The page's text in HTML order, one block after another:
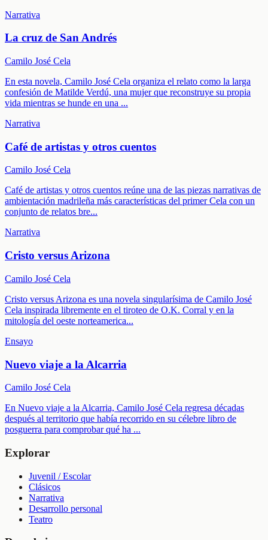
Narrativa
La cruz de San Andrés
Camilo José Cela
En esta novela, Camilo José Cela organiza el relato como la larga
confesión de Matilde Verdú, una mujer que reconstruye su propia
vida mientras se hunde en una ...
Narrativa
Café de artistas y otros cuentos
Camilo José Cela
Café de artistas y otros cuentos reúne una de las piezas narrativas de
ambientación madrileña más características del primer Cela con un
conjunto de relatos bre...
Narrativa
Cristo versus Arizona
Camilo José Cela
Cristo versus Arizona es una novela singularísima de Camilo José
Cela inspirada libremente en el tiroteo de O.K. Corral y en la
mitología del oeste norteamerica...
Ensayo
Nuevo viaje a la Alcarria
Camilo José Cela
En Nuevo viaje a la Alcarria, Camilo José Cela regresa décadas
después al territorio que había recorrido en su célebre libro de
posguerra para comprobar qué ha ...
Explorar
Juvenil / Escolar
Clásicos
Narrativa
Desarrollo personal
Teatro